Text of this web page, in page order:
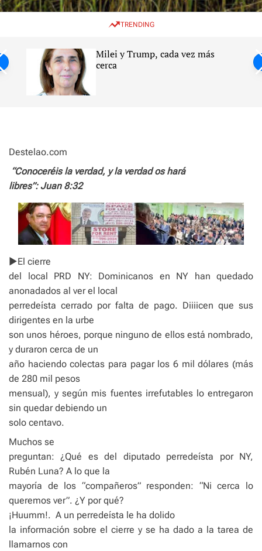
w
c
e
e
TRENDING
Milei y Trump, cada vez más
cerca
Destelao.com
“Conoceréis la verdad, y la verdad os hará
libres”: Juan 8:32
►El cierre
del local PRD NY: Dominicanos en NY han quedado
anonadados al ver el local
perredeísta cerrado por falta de pago. Diiiicen que sus
dirigentes en la urbe
son unos héroes, porque ninguno de ellos está nombrado,
y duraron cerca de un
año haciendo colectas para pagar los 6 mil dólares (más
de 280 mil pesos
mensual), y según mis fuentes irrefutables lo entregaron
sin quedar debiendo un
solo centavo.
Muchos se
preguntan: ¿Qué es del diputado perredeísta por NY,
Rubén Luna? A lo que la
mayoría de los “compañeros” responden: “Ni cerca lo
queremos ver”. ¿Y por qué?
¡Huumm!. A un perredeísta le ha dolido
la información sobre el cierre y se ha dado a la tarea de
llamarnos con